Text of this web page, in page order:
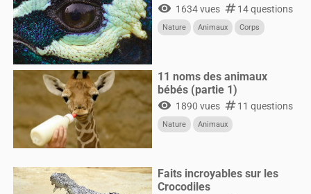
visibility 1634 vues numbers14 questions
Nature Animaux Corps
11 noms des animaux
bébés (partie 1)
visibility 1890 vues numbers11 questions
Nature Animaux
Faits incroyables sur les
Crocodiles